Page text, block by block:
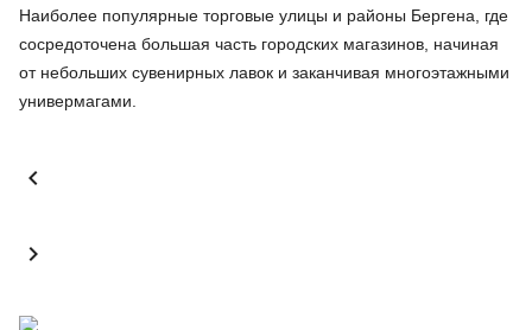
Наиболее популярные торговые улицы и районы Бергена, где
сосредоточена большая часть городских магазинов, начиная
от небольших сувенирных лавок и заканчивая многоэтажными
универмагами.

